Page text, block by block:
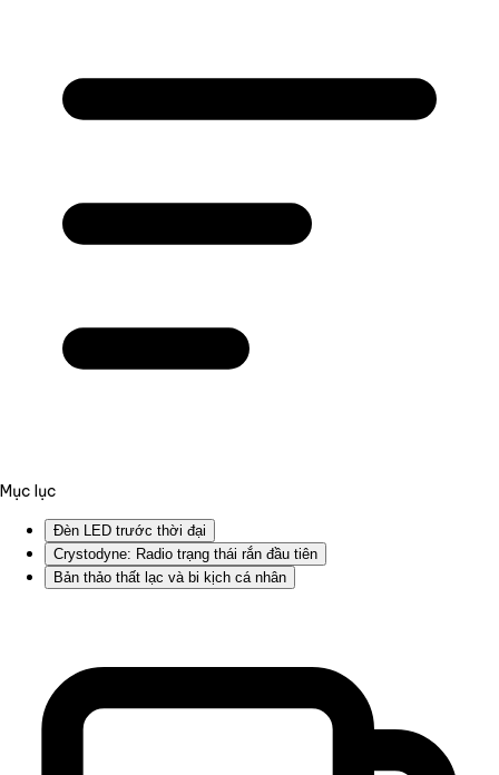
Mục lục
Đèn LED trước thời đại
Crystodyne: Radio trạng thái rắn đầu tiên
Bản thảo thất lạc và bi kịch cá nhân